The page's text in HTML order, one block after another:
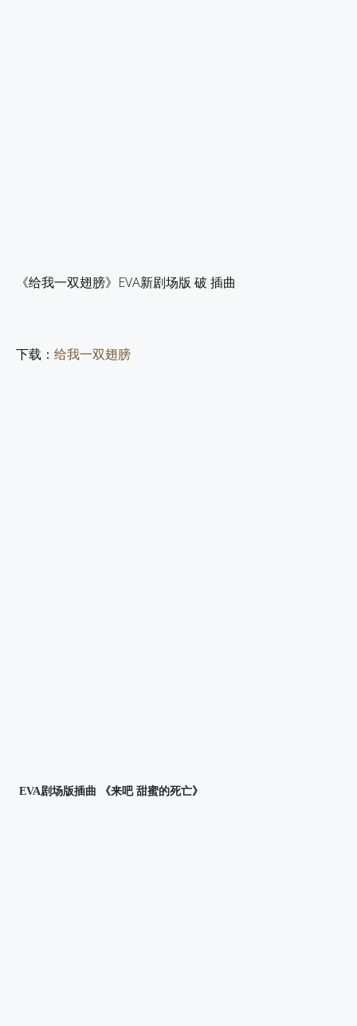
《给我一双翅膀》EVA新剧场版 破 插曲
下载： 给我一双翅膀
EVA剧场版插曲 《来吧 甜蜜的死亡》